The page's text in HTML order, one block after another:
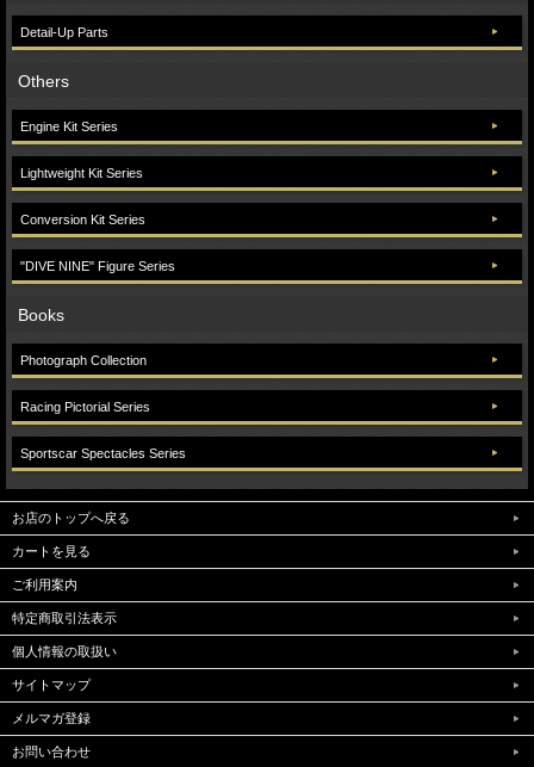
Detail-Up Parts
Others
Engine Kit Series
Lightweight Kit Series
Conversion Kit Series
"DIVE NINE" Figure Series
Books
Photograph Collection
Racing Pictorial Series
Sportscar Spectacles Series
お店のトップへ戻る
カートを見る
ご利用案内
特定商取引法表示
個人情報の取扱い
サイトマップ
メルマガ登録
お問い合わせ